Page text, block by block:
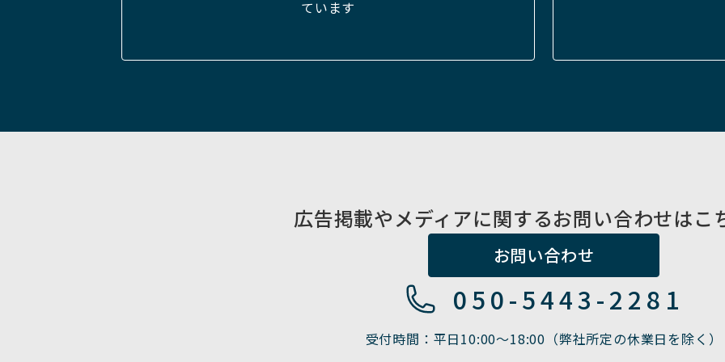
ています
広告掲載やメディアに関するお問い合わせはこ
お問い合わせ
050-5443-2281
受付時間：平日10:00〜18:00（弊社所定の休業日を除く）